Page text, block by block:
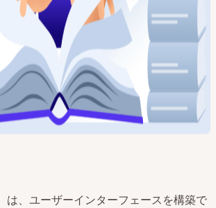
は、ユーザーインターフェースを構築で